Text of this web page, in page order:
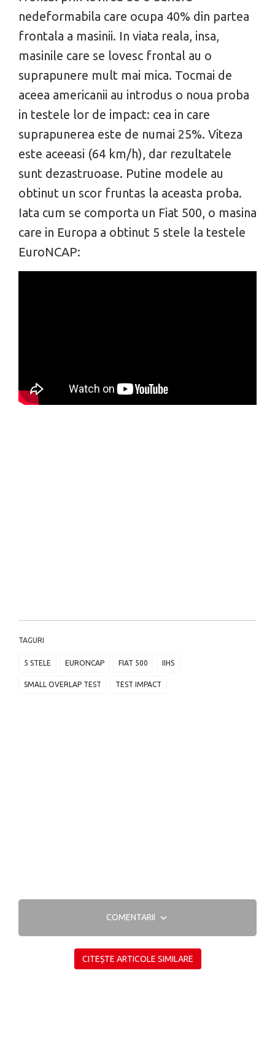
nedeformabila care ocupa 40% din partea
frontala a masinii. In viata reala, insa,
masinile care se lovesc frontal au o
suprapunere mult mai mica. Tocmai de
aceea americanii au introdus o noua proba
in testele lor de impact: cea in care
suprapunerea este de numai 25%. Viteza
este aceeasi (64 km/h), dar rezultatele
sunt dezastruoase. Putine modele au
obtinut un scor fruntas la aceasta proba.
Iata cum se comporta un Fiat 500, o masina
care in Europa a obtinut 5 stele la testele
EuroNCAP:
TAGURI
5 STELE EURONCAP FIAT 500 IIHS
SMALL OVERLAP TEST TEST IMPACT
COMENTARII
CITEȘTE ARTICOLE SIMILARE